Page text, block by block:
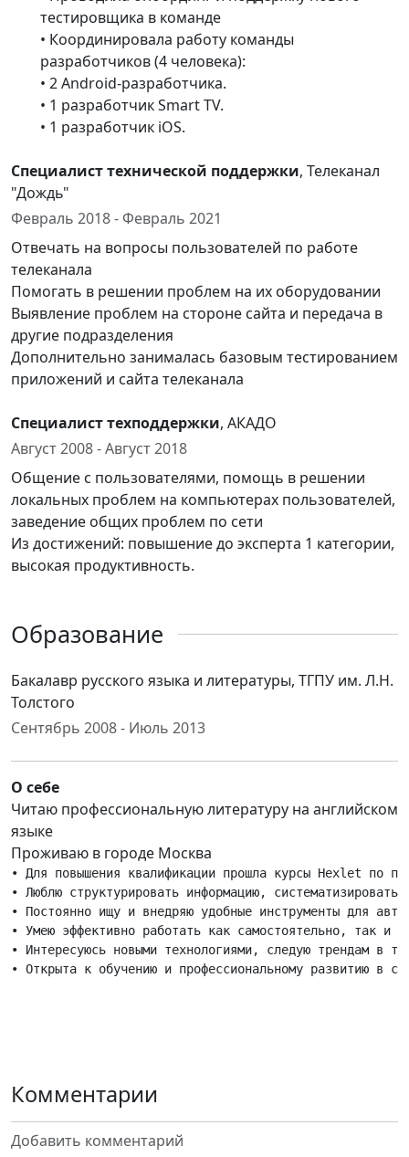
тестировщика в команде
• Координировала работу команды
разработчиков (4 человека):
• 2 Android-разработчика.
• 1 разработчик Smart TV.
• 1 разработчик iOS.
Специалист технической поддержки, Телеканал
"Дождь"
Февраль 2018 - Февраль 2021
Отвечать на вопросы пользователей по работе
телеканала
Помогать в решении проблем на их оборудовании
Выявление проблем на стороне сайта и передача в
другие подразделения
Дополнительно занималась базовым тестированием
приложений и сайта телеканала
Специалист техподдержки, АКАДО
Август 2008 - Август 2018
Общение с пользователями, помощь в решении
локальных проблем на компьютерах пользователей,
заведение общих проблем по сети
Из достижений: повышение до эксперта 1 категории,
высокая продуктивность.
Образование
Бакалавр русского языка и литературы, ТГПУ им. Л.Н.
Толстого
Сентябрь 2008 - Июль 2013
О себе
Читаю профессиональную литературу на английском
языке
Проживаю в городе Москва
• Для повышения квалификации прошла курсы Hexlet по
• Люблю структурировать информацию,
• Постоянно ищу и внедряю удобные инструменты для
• Умею эффективно работать как самостоятельно, так и
• Интересуюсь новыми технологиями, следую трендам в
Комментарии
Добавить комментарий